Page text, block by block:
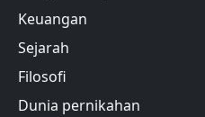
Keuangan
Sejarah
Filosofi
Dunia pernikahan